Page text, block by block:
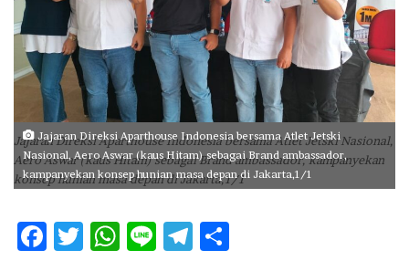
Jajaran Direksi Aparthouse Indonesia bersama Atlet Jetski Nasional,
Aero Aswar (kaus Hitam) sebagai Brand ambassador, kampanyekan
konsep hunian masa depan di Jakarta,1/1
Jajaran Direksi Aparthouse Indonesia bersama Atlet Jetski
Nasional, Aero Aswar (kaus Hitam) sebagai Brand ambassador,
kampanyekan konsep hunian masa depan di Jakarta,1/1
F
T
W Li T